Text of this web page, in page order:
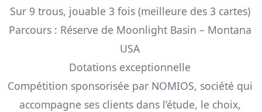
Sur 9 trous, jouable 3 fois (meilleure des 3 cartes)
Parcours : Réserve de Moonlight Basin – Montana
USA
Dotations exceptionnelle
Compétition sponsorisée par NOMIOS, société qui
accompagne ses clients dans l’étude, le choix,